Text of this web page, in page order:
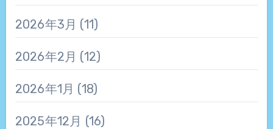
2026年3月 (11)
2026年2月 (12)
2026年1月 (18)
2025年12月 (16)